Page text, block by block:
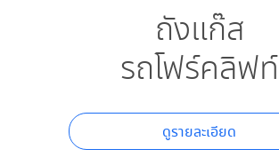
ถังแก๊ส​
รถโฟร์คลิฟท์
ดูรายละเอียด